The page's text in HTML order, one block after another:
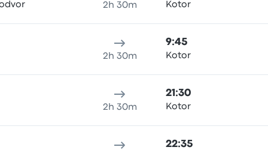
2h 30m Kotor
2h 30m
9:45
Kotor
2h 30m
21:30
Kotor
22:35